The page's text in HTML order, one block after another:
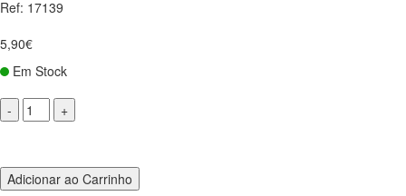
Ref: 17139
5,90€
Em Stock
Adicionar ao Carrinho